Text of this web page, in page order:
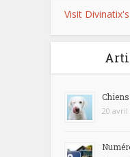
Visit
20 avril